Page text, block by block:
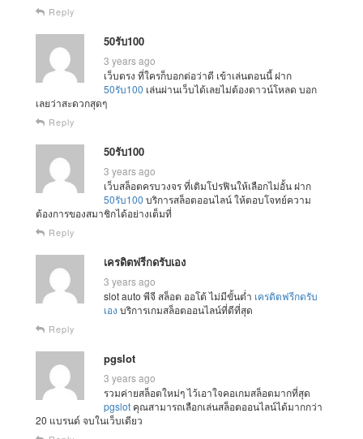
Reply
50รับ100
3 years ago
เว็บตรง ที่ใครก็บอกต่อว่าดี เข้าเล่นตอนนี้ ฝาก
50รับ100 เล่นผ่านเว็บได้เลยไม่ต้องดาวน์โหลด บอก
เลยว่าสะดวกสุดๆ
Reply
50รับ100
3 years ago
เว็บสล็อตครบวงจร ที่เติมโปรฟินให้เลือกไม่อั้น ฝาก
50รับ100 บริการสล็อตออนไลน์ ให้ตอบโจทย์ความ
ต้องการของสมาชิกได้อย่างเต็มที่
Reply
เครดิตฟรีกดรับเอง
3 years ago
slot auto พีจี สล็อต ออโต้ ไม่มีขั้นต่ำ เครดิตฟรีกดรับ
เอง บริการเกมสล็อตออนไลน์ที่ดีที่สุด
Reply
pgslot
3 years ago
รวมค่ายสล็อตใหม่ๆ ไว้เอาใจคอเกมสล็อตมากที่สุด
pgslot คุณสามารถเลือกเล่นสล็อตออนไลน์ได้มากกว่า
20 แบรนด์ จบในเว็บเดียว